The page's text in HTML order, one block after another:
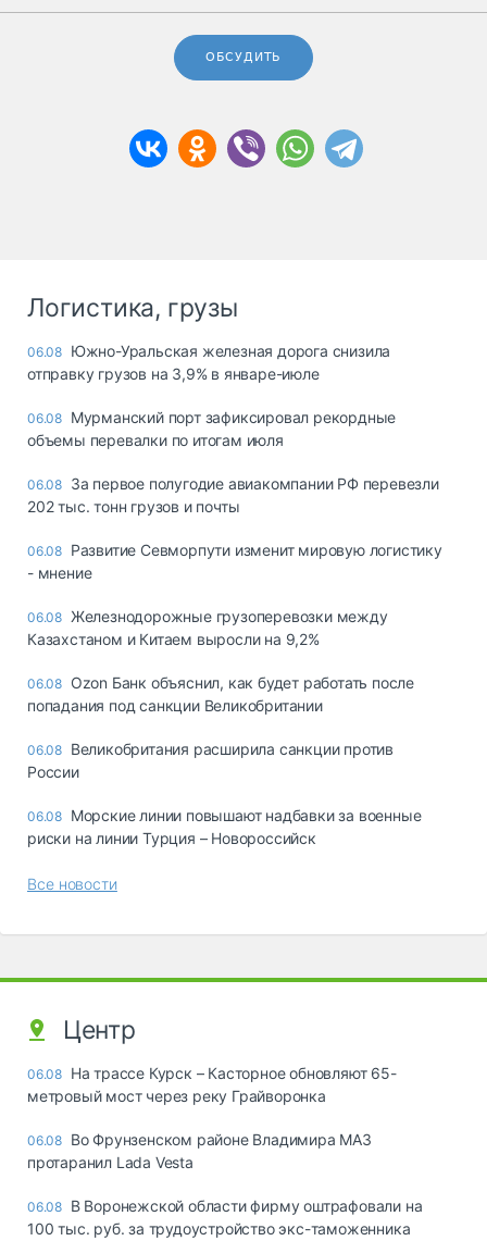
ОБСУДИТЬ
Логистика, грузы
06.08 Южно-Уральская железная дорога снизила
отправку грузов на 3,9% в январе-июле
06.08 Мурманский порт зафиксировал рекордные
объемы перевалки по итогам июля
06.08 За первое полугодие авиакомпании РФ перевезли
202 тыс. тонн грузов и почты
06.08 Развитие Севморпути изменит мировую логистику
- мнение
06.08 Железнодорожные грузоперевозки между
Казахстаном и Китаем выросли на 9,2%
06.08 Ozon Банк объяснил, как будет работать после
попадания под санкции Великобритании
06.08 Великобритания расширила санкции против
России
06.08 Морские линии повышают надбавки за военные
риски на линии Турция – Новороссийск
Все новости
Центр
06.08 На трассе Курск – Касторное обновляют 65-
метровый мост через реку Грайворонка
06.08 Во Фрунзенском районе Владимира МАЗ
протаранил Lada Vesta
06.08 В Воронежской области фирму оштрафовали на
100 тыс. руб. за трудоустройство экс-таможенника